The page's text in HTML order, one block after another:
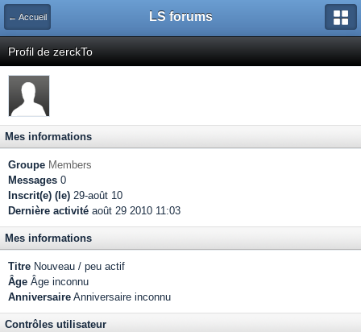
← Accueil LS forums
Profil de zerckTo
Mes informations
Groupe Members
Messages 0
Inscrit(e) (le) 29-août 10
Dernière activité août 29 2010 11:03
Mes informations
Titre Nouveau / peu actif
Âge Âge inconnu
Anniversaire Anniversaire inconnu
Contrôles utilisateur